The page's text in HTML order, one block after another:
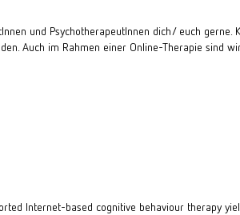
und PsychotherapeutInnen dich/ euch gerne.
. Auch im Rahmen einer Online-Therapie sind
Internet-based cognitive behaviour therapy